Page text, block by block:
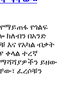
የጎልፍ
ክለብን በአንድ
እና የአካል ብቃት
ቀላል ተረኛ
ይዘው
ፈረሶቹን